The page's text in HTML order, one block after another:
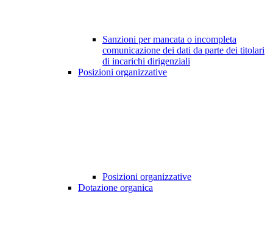
Sanzioni per mancata o incompleta
comunicazione dei dati da parte dei titolari
di incarichi dirigenziali
Posizioni organizzative
Posizioni organizzative
Dotazione organica